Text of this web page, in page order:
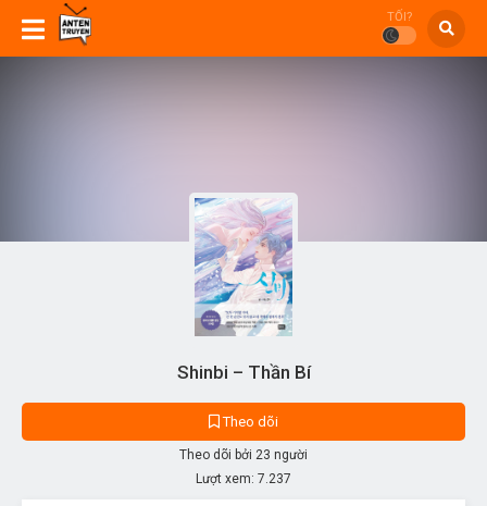
TỐI?
Shinbi – Thần Bí
Theo dõi
Theo dõi bởi 23 người
Lượt xem: 7.237